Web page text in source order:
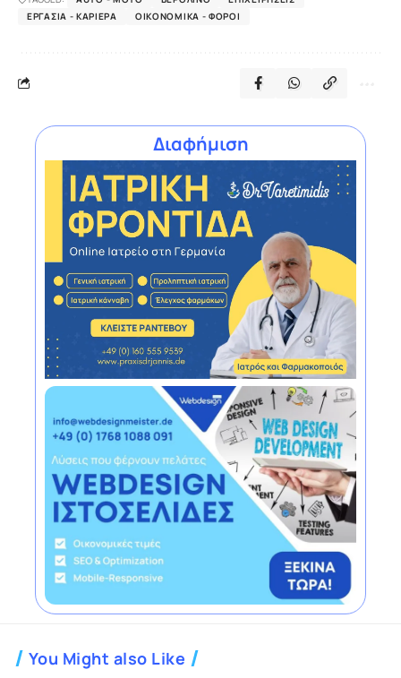
ΕΡΓΑΣΊΑ - ΚΑΡΙΈΡΑ
ΟΙΚΟΝΟΜΙΚΆ - ΦΌΡΟΙ
Διαφήμιση
You Might also Like